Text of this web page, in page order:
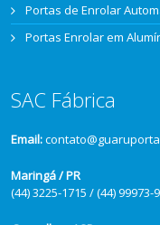
Portas de Enrolar
Portas Enrolar em
SAC Fábrica
Email:
Maringá / PR
(44) 3225-1715 / (44)